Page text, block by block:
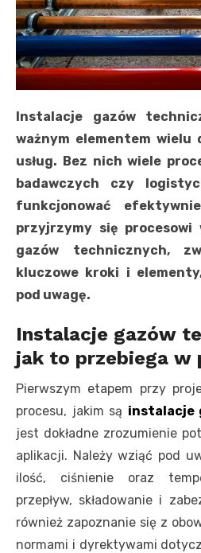
Instalacje gazów
ważnym elementem wielu
usług. Bez nich wiele
badawczych czy
funkcjonować
przyjrzymy się procesowi
gazów technicznych,
kluczowe kroki i
pod uwagę.
Instalacje gazów
jak to przebiega w
Pierwszym etapem przy
procesu, jakim są instalacje
jest dokładne zrozumienie
aplikacji. Należy wziąć pod
ilość, ciśnienie oraz
przepływ, składowanie i
również zapoznanie się z
normami i dyrektywami